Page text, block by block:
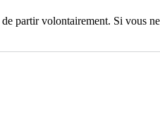
partir volontairement. Si vous